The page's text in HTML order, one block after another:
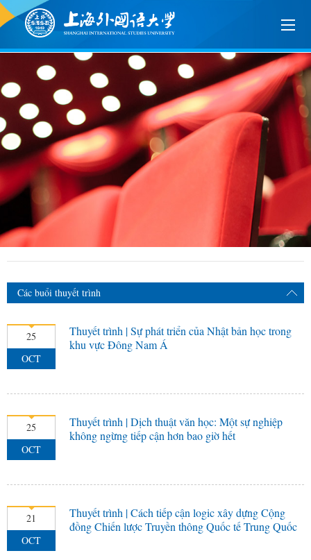
Các buổi thuyết trình
25
OCT
Thuyết trình | Sự phát triển của Nhật bản học trong
khu vực Đông Nam Á
25
OCT
Thuyết trình | Dịch thuật văn học: Một sự nghiệp
không ngừng tiếp cận hơn bao giờ hết
21
OCT
Thuyết trình | Cách tiếp cận logic xây dựng Cộng
đồng Chiến lược Truyền thông Quốc tế Trung Quốc